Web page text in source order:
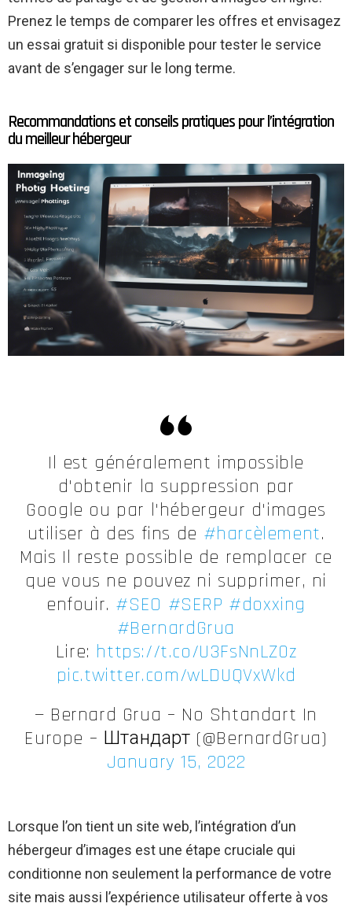
Prenez le temps de comparer les offres et envisagez
un essai gratuit si disponible pour tester le service
avant de s’engager sur le long terme.
Recommandations et conseils pratiques pour l’intégration
du meilleur hébergeur
Il est généralement impossible
d'obtenir la suppression par
Google ou par l'hébergeur d'images
utiliser à des fins de #harcèlement.
Mais Il reste possible de remplacer ce
que vous ne pouvez ni supprimer, ni
enfouir. #SEO #SERP #doxxing
#BernardGrua
Lire: https://t.co/U3FsNnLZ0z
pic.twitter.com/wLDUQVxWkd
— Bernard Grua – No Shtandart In
Europe – Штандарт (@BernardGrua)
January 15, 2022
Lorsque l’on tient un site web, l’intégration d’un
hébergeur d’images est une étape cruciale qui
conditionne non seulement la performance de votre
site mais aussi l’expérience utilisateur offerte à vos